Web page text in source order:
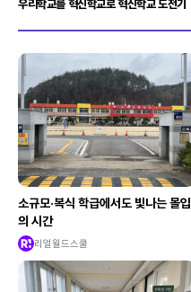
우리학교를 혁신학교로 혁신학교 도전기
소규모·복식 학급에서도 빛나는 몰입
의 시간
리얼월드스쿨